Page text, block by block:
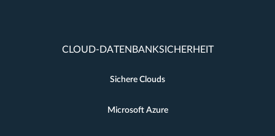
CLOUD-DATENBANKSICHERHEIT
Sichere Clouds
Microsoft Azure